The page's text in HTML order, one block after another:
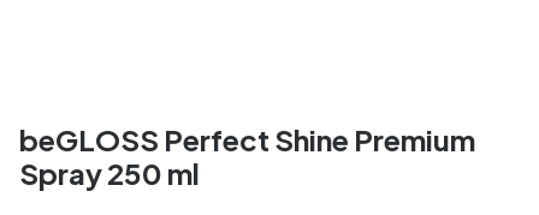
beGLOSS Perfect Shine Premium
Spray 250 ml